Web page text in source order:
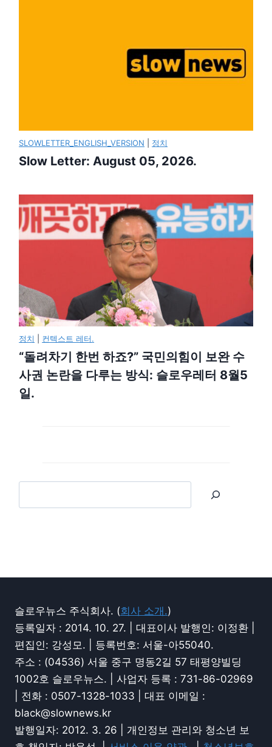
SLOWLETTER_ENGLISH_VERSION 정치
Slow Letter: August 05, 2026.
정치 컨텍스트 레터.
“돌려차기 한번 하죠?” 국민의힘이 보완 수
사권 논란을 다루는 방식: 슬로우레터 8월5
일.
슬로우뉴스 주식회사. (회사 소개.)
등록일자 : 2014. 10. 27. | 대표이사 발행인: 이정환 |
편집인: 강성모. | 등록번호: 서울-아55040.
주소 : (04536) 서울 중구 명동2길 57 태평양빌딩
1002호 슬로우뉴스. | 사업자 등록 : 731-86-02969
| 전화 : 0507-1328-1033 | 대표 이메일 :
black@slownews.kr
발행일자: 2012. 3. 26 | 개인정보 관리와 청소년 보